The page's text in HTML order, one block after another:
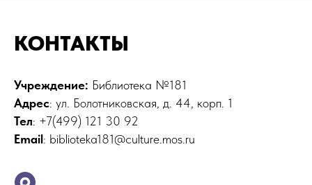
КОНТАКТЫ
Учреждение: Библиотека №181
Адрес: ул. Болотниковская, д. 44, корп. 1
Тел: +7(499) 121 30 92
Email: biblioteka181@culture.mos.ru